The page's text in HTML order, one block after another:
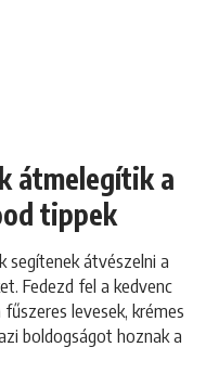
átmelegítik a
tippek
segítenek átvészelni a
Fedezd fel a kedvenc
levesek, krémes
boldogságot hoznak a